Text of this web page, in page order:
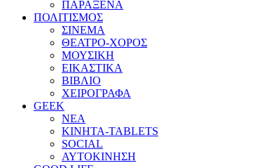
ΠΑΡΑΞΕΝΑ
ΠΟΛΙΤΙΣΜΟΣ
ΣΙΝΕΜΑ
ΘΕΑΤΡΟ-ΧΟΡΟΣ
ΜΟΥΣΙΚΗ
ΕΙΚΑΣΤΙΚΑ
ΒΙΒΛΙΟ
ΧΕΙΡΟΓΡΑΦΑ
GEEK
ΝΕΑ
ΚΙΝΗΤΑ-TABLETS
SOCIAL
ΑΥΤΟΚΙΝΗΣΗ